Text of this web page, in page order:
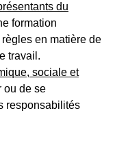
du
formation
en matière de
travail.
sociale et
ou de se
responsabilités